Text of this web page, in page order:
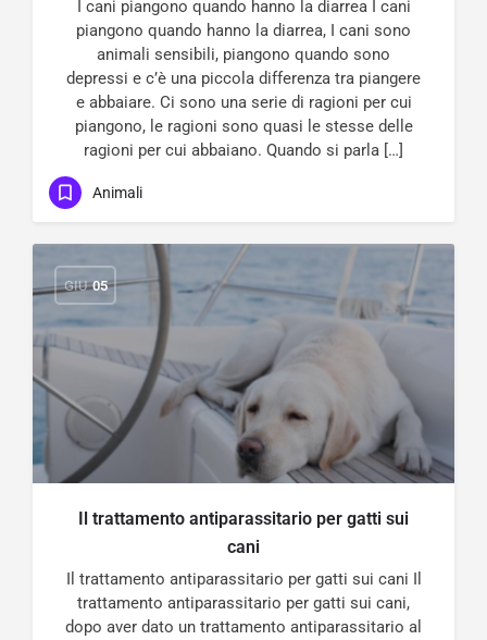
I cani piangono quando hanno la diarrea I cani
piangono quando hanno la diarrea, I cani sono
animali sensibili, piangono quando sono
depressi e c’è una piccola differenza tra piangere
e abbaiare. Ci sono una serie di ragioni per cui
piangono, le ragioni sono quasi le stesse delle
ragioni per cui abbaiano. Quando si parla […]
Animali
GIU 05
Il trattamento antiparassitario per gatti sui
cani
Il trattamento antiparassitario per gatti sui cani Il
trattamento antiparassitario per gatti sui cani,
dopo aver dato un trattamento antiparassitario al